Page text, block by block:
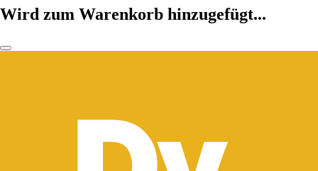
Wird zum Warenkorb hinzugefügt...